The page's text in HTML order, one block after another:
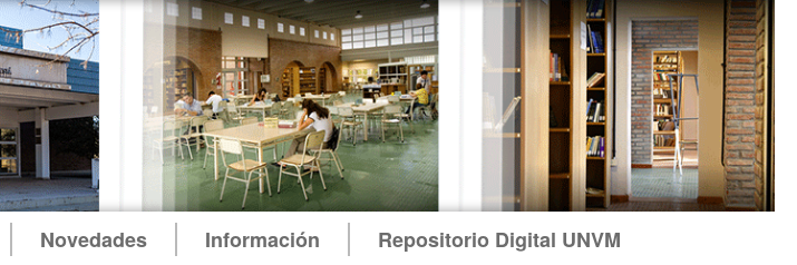
Novedades Información Repositorio Digital UNVM